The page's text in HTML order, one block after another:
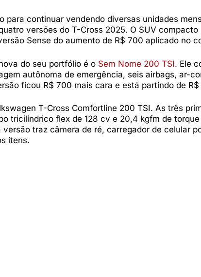
para continuar vendendo diversas unidades
versões do T-Cross 2025. O SUV compacto
Sense do aumento de R$ 700 aplicado no
do seu portfólio é o Sem Nome 200 TSI. Ele
autônoma de emergência, seis airbags, ar-
ficou R$ 700 mais cara e está partindo de
T-Cross Comfortline 200 TSI. As três
tricilíndrico flex de 128 cv e 20,4 kgfm de
traz câmera de ré, carregador de celular
itens.